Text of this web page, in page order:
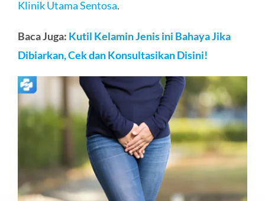
Klinik Utama Sentosa.
Baca Juga: Kutil Kelamin Jenis ini Bahaya Jika
Dibiarkan, Cek dan Konsultasikan Disini!